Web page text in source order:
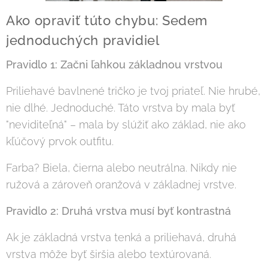
Ako opraviť túto chybu: Sedem
jednoduchých pravidiel
Pravidlo 1: Začni ľahkou základnou vrstvou
Priliehavé bavlnené tričko je tvoj priateľ. Nie hrubé,
nie dlhé. Jednoduché. Táto vrstva by mala byť
"neviditeľná" – mala by slúžiť ako základ, nie ako
kľúčový prvok outfitu.
Farba? Biela, čierna alebo neutrálna. Nikdy nie
ružová a zároveň oranžová v základnej vrstve.
Pravidlo 2: Druhá vrstva musí byť kontrastná
Ak je základná vrstva tenká a priliehavá, druhá
vrstva môže byť širšia alebo textúrovaná.